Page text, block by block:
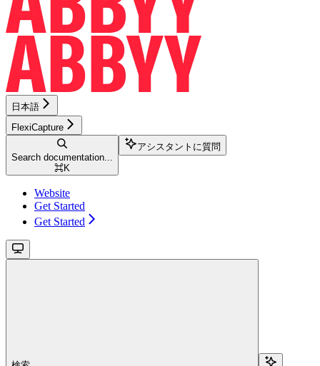
日本語
FlexiCapture
Search documentation...
⌘K
アシスタントに質問
Website
Get Started
Get Started